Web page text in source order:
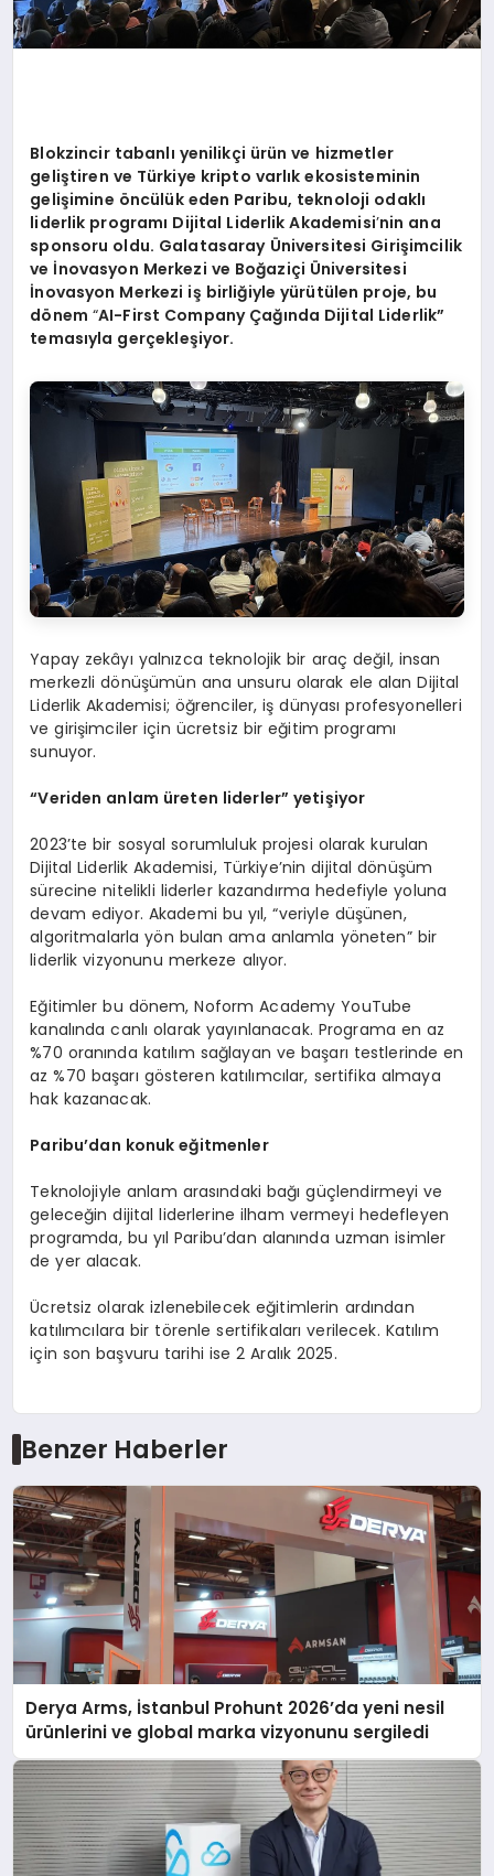
Blokzincir tabanlı yenilikçi ürün ve hizmetler
geliştiren ve Türkiye kripto varlık ekosisteminin
gelişimine öncülük eden Paribu, teknoloji odaklı
liderlik programı Dijital Liderlik Akademisi’nin ana
sponsoru oldu. Galatasaray Üniversitesi Girişimcilik
ve İnovasyon Merkezi ve Boğaziçi Üniversitesi
İnovasyon Merkezi iş birliğiyle yürütülen proje, bu
dönem “AI-First Company Çağında Dijital Liderlik”
temasıyla gerçekleşiyor.
Yapay zekâyı yalnızca teknolojik bir araç değil, insan
merkezli dönüşümün ana unsuru olarak ele alan Dijital
Liderlik Akademisi; öğrenciler, iş dünyası profesyonelleri
ve girişimciler için ücretsiz bir eğitim programı
sunuyor.
“Veriden anlam üreten liderler” yetişiyor
2023’te bir sosyal sorumluluk projesi olarak kurulan
Dijital Liderlik Akademisi, Türkiye’nin dijital dönüşüm
sürecine nitelikli liderler kazandırma hedefiyle yoluna
devam ediyor. Akademi bu yıl, “veriyle düşünen,
algoritmalarla yön bulan ama anlamla yöneten” bir
liderlik vizyonunu merkeze alıyor.
Eğitimler bu dönem, Noform Academy YouTube
kanalında canlı olarak yayınlanacak. Programa en az
%70 oranında katılım sağlayan ve başarı testlerinde en
az %70 başarı gösteren katılımcılar, sertifika almaya
hak kazanacak.
Paribu’dan konuk eğitmenler
Teknolojiyle anlam arasındaki bağı güçlendirmeyi ve
geleceğin dijital liderlerine ilham vermeyi hedefleyen
programda, bu yıl Paribu’dan alanında uzman isimler
de yer alacak.
Ücretsiz olarak izlenebilecek eğitimlerin ardından
katılımcılara bir törenle sertifikaları verilecek. Katılım
için son başvuru tarihi ise 2 Aralık 2025.
Benzer Haberler
Derya Arms, İstanbul Prohunt 2026’da yeni nesil
ürünlerini ve global marka vizyonunu sergiledi